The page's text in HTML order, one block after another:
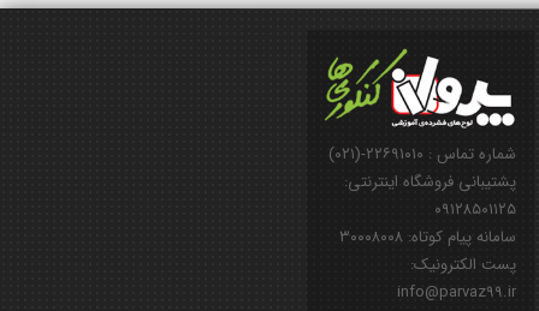
شماره تماس : ۲۲۶۹۱۰۱۰-(۰۲۱)
پشتیبانی فروشگاه اینترنتی:
۰۹۱۲۸۵۰۱۱۲۵
سامانه پیام کوتاه: ۳۰۰۰۸۰۰۸
پست الکترونیک:
info@parvaz99.ir